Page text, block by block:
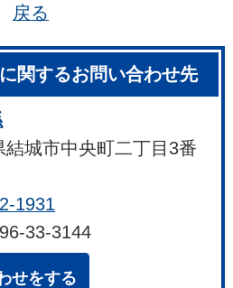
戻る
関するお問い合わせ先
城市中央町二丁目3番
1931
33-3144
せをする